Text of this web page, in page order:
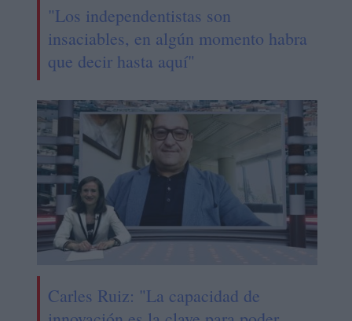
"Los independentistas son
insaciables, en algún momento habra
que decir hasta aquí"
Carles Ruiz: "La capacidad de